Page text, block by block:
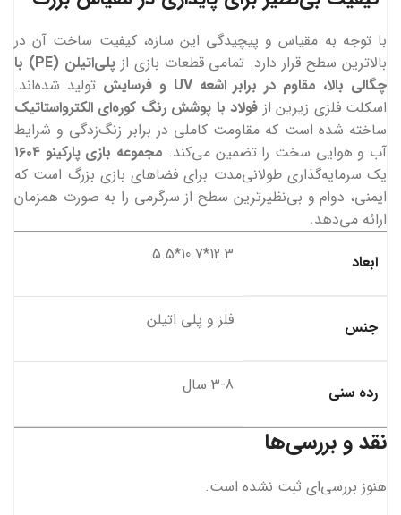
با توجه به مقیاس و پیچیدگی این سازه، کیفیت ساخت آن در
بالاترین سطح قرار دارد. تمامی قطعات بازی از
پلی‌اتیلن (PE) با
چگالی بالا، مقاوم در برابر اشعه UV و فرسایش
تولید شده‌اند.
اسکلت فلزی زیرین از فولاد با پوشش رنگ کوره‌ای الکترواستاتیک
ساخته شده است که مقاومت کاملی در برابر زنگ‌زدگی و شرایط
آب و هوایی سخت را تضمین می‌کند. مجموعه بازی پارکینو ۱۶۰۴
یک سرمایه‌گذاری طولانی‌مدت برای فضاهای بازی بزرگ است که
ایمنی، دوام و بی‌نظیرترین سطح از سرگرمی را به صورت همزمان
ارائه می‌دهد.
ابعاد
12.3*10.7*5.5
جنس فلز و پلی اتیلن
رده سنی 3-8 سال
نقد و بررسی‌ها
هنوز بررسی‌ای ثبت نشده است.